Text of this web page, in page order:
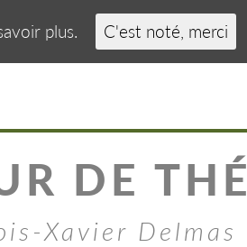
DE THÉ
Xavier Delmas
plus. C'est noté, merci